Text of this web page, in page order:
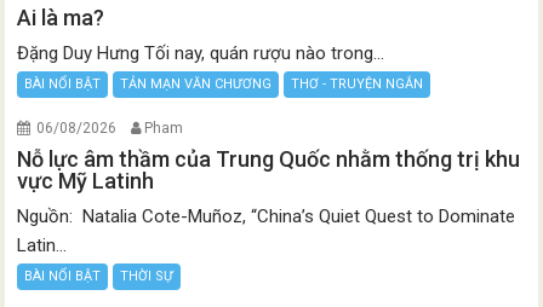
Ai là ma?
Đặng Duy Hưng Tối nay, quán rượu nào trong...
BÀI NỔI BẬT TẢN MẠN VĂN CHƯƠNG THƠ - TRUYỆN NGẮN
06/08/2026 Pham
Nỗ lực âm thầm của Trung Quốc nhằm thống trị khu
vực Mỹ Latinh
Nguồn: Natalia Cote-Muñoz, “China’s Quiet Quest to Dominate
Latin...
BÀI NỔI BẬT THỜI SỰ